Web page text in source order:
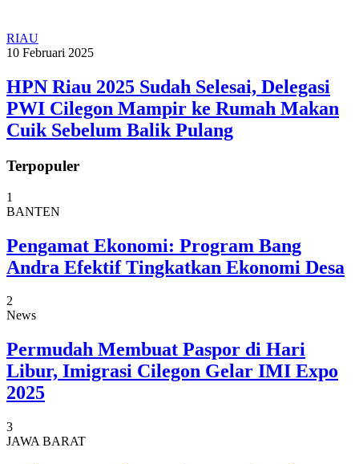
RIAU
10 Februari 2025
HPN Riau 2025 Sudah Selesai, Delegasi
PWI Cilegon Mampir ke Rumah Makan
Cuik Sebelum Balik Pulang
Terpopuler
1
BANTEN
Pengamat Ekonomi: Program Bang
Andra Efektif Tingkatkan Ekonomi Desa
2
News
Permudah Membuat Paspor di Hari
Libur, Imigrasi Cilegon Gelar IMI Expo
2025
3
JAWA BARAT